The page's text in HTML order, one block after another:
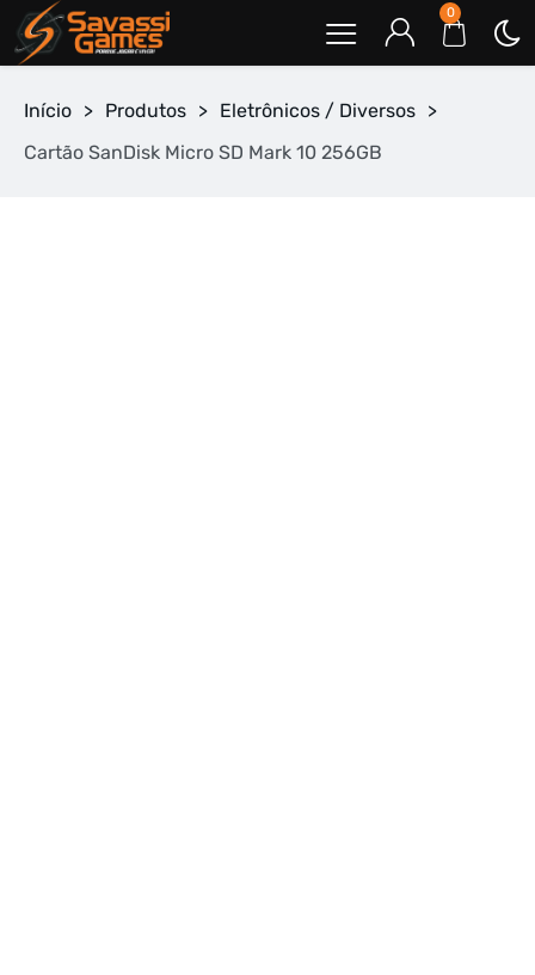
0
Início > Produtos > Eletrônicos / Diversos >
Cartão SanDisk Micro SD Mark 10 256GB